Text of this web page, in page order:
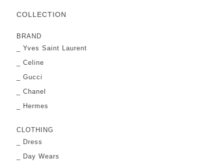
COLLECTION
BRAND
Yves Saint Laurent
Celine
Gucci
Chanel
Hermes
CLOTHING
Dress
Day Wears